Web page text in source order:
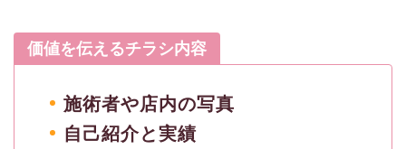
価値を伝えるチラシ内容
施術者や店内の写真
自己紹介と実績